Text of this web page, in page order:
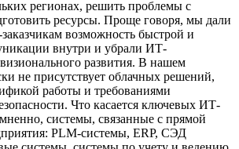
регионах, решить проблемы с
ресурсы. Проще говоря, мы дали
возможность быстрой и
внутри и убрали ИТ-
развития. В нашем
не присутствует облачных решений,
работы и требованиями
Что касается ключевых ИТ-
системы, связанные с прямой
PLM-системы, ERP, СЭД